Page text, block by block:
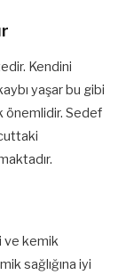
Kendini
yaşar bu gibi
önemlidir. Sedef
ve kemik
sağlığına iyi